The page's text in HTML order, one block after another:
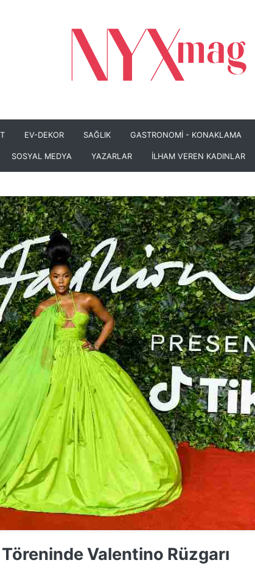
EV-DEKOR SAĞLIK GASTRONOMİ - KONAKLAMA
SOSYAL MEDYA YAZARLAR İLHAM VEREN KADINLAR
Valentino Rüzgarı